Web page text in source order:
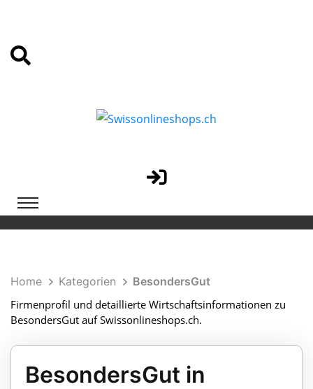
Home Kategorien
BesondersGut
Firmenprofil und detaillierte Wirtschaftsinformationen zu
BesondersGut auf Swissonlineshops.ch.
BesondersGut in